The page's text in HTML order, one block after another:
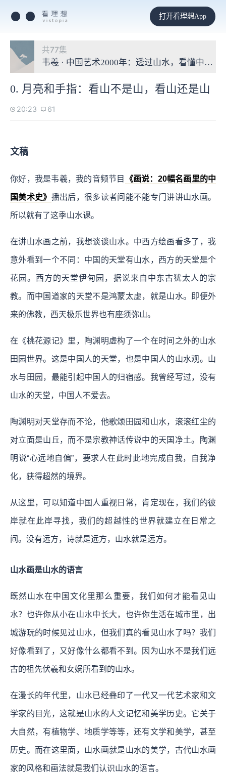
打开看理想App
共77集
韦羲 · 中国艺术2000年：透过山水，看懂中国画
0. 月亮和手指：看山不是山，看山还是山
20:23 61
文稿
你好，我是韦羲，我的音频节目 《画说：20幅名画里的中
国美术史》 播出后，很多读者问能不能专门讲讲山水画。
所以就有了这季山水课。
在讲山水画之前，我想谈谈山水。中西方绘画看多了，我
意外看到一个不同：中国的天堂有山水，西方的天堂是个
花园。西方的天堂伊甸园，据说来自中东古犹太人的宗
教。而中国道家的天堂不是鸿蒙太虚，就是山水。即便外
来的佛教，西天极乐世界也有座须弥山。
在《桃花源记》里，陶渊明虚构了一个在时间之外的山水
田园世界。这是中国人的天堂，也是中国人的山水观。山
水与田园，最能引起中国人的归宿感。我曾经写过，没有
山水的天堂，中国人不爱去。
陶渊明对天堂存而不论，他歌颂田园和山水，滚滚红尘的
对立面是山丘，而不是宗教神话传说中的天国净土。陶渊
明说“心远地自偏”，要求人在此时此地完成自我，自我净
化，获得超然的境界。
从这里，可以知道中国人重视日常，肯定现在，我们的彼
岸就在此岸寻找，我们的超越性的世界就建立在日常之
间。没有远方，诗就是远方，山水就是远方。
山水画是山水的语言
既然山水在中国文化里那么重要，我们如何才能看见山
水？也许你从小在山水中长大，也许你生活在城市里，出
城游玩的时候见过山水，但我们真的看见山水了吗？我们
好像看到了，又好像什么都看不到。因为山水不是我们远
古的祖先伏羲和女娲所看到的山水。
在漫长的年代里，山水已经叠印了一代又一代艺术家和文
学家的目光，这就是山水的人文记忆和美学历史。它关于
大自然，有植物学、地质学等等，还有文学和美学，甚至
历史。而在这里面，山水画就是山水的美学，古代山水画
家的风格和画法就是我们认识山水的语言。